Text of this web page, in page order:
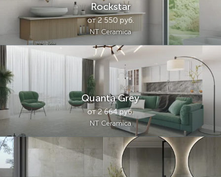
Rockstar
от 2 550 руб.
NT Ceramica
Quanta Grey
от 2 664 руб.
NT Ceramica